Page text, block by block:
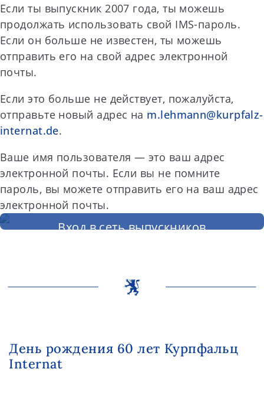
Если ты выпускник 2007 года, ты можешь
продолжать использовать свой IMS-пароль.
Если он больше не известен, ты можешь
отправить его на свой адрес электронной
почты.
Если это больше не действует, пожалуйста,
отправьте новый адрес на m.lehmann@kurpfalz-
internat.de.
Ваше имя пользователя — это ваш адрес
электронной почты. Если вы не помните
пароль, вы можете отправить его на ваш адрес
электронной почты.
Вход в сеть выпускников
День рождения 60 лет Курпфальц
Internat